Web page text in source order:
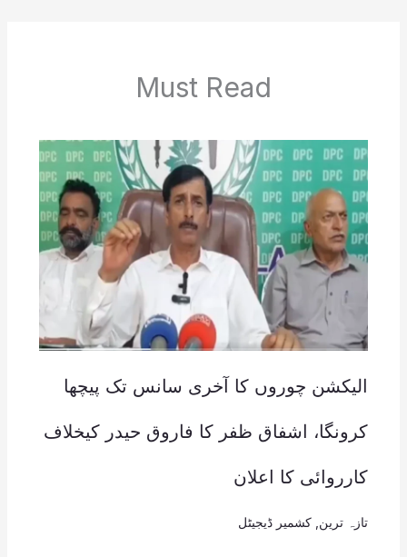
Must Read
الیکشن چوروں کا آخری سانس تک پیچھا
کرونگا، اشفاق ظفر کا فاروق حیدر کیخلاف
کارروائی کا اعلان
تازہ ترین کشمیر ڈیجیٹل